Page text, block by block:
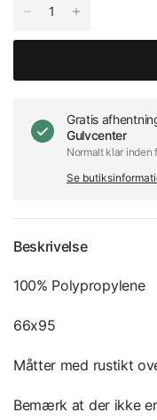
Gratis
Gulvcenter
Normalt klar inden
Se
Beskrivelse
100% Polypropylene
66x95
Måtter med rustikt
Bemærk at der ikke